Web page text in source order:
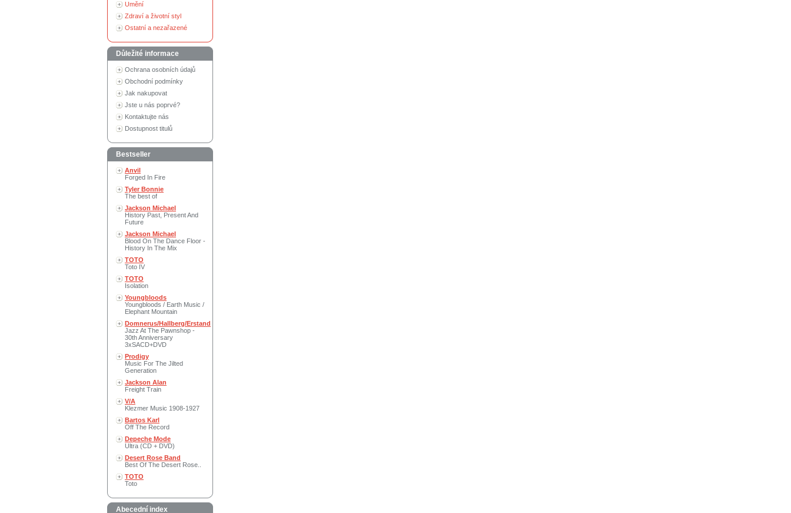
Umění
Zdraví a životní styl
Ostatní a nezařazené
Důležité informace
Ochrana osobních údajů
Obchodní podmínky
Jak nakupovat
Jste u nás poprvé?
Kontaktujte nás
Dostupnost titulů
Bestseller
Anvil
Forged In Fire
Tyler Bonnie
The best of
Jackson Michael
History Past, Present And
Future
Jackson Michael
Blood On The Dance Floor -
History In The Mix
TOTO
Toto IV
TOTO
Isolation
Youngbloods
Youngbloods / Earth Music /
Elephant Mountain
Domnerus/Hallberg/Erstand
Jazz At The Pawnshop -
30th Anniversary
3xSACD+DVD
Prodigy
Music For The Jilted
Generation
Jackson Alan
Freight Train
V/A
Klezmer Music 1908-1927
Bartos Karl
Off The Record
Depeche Mode
Ultra (CD + DVD)
Desert Rose Band
Best Of The Desert Rose..
TOTO
Toto
Abecední index